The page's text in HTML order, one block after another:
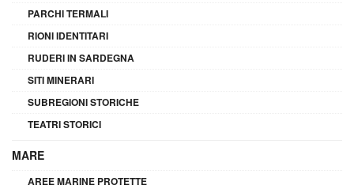
PARCHI TERMALI
RIONI IDENTITARI
RUDERI IN SARDEGNA
SITI MINERARI
SUBREGIONI STORICHE
TEATRI STORICI
MARE
AREE MARINE PROTETTE